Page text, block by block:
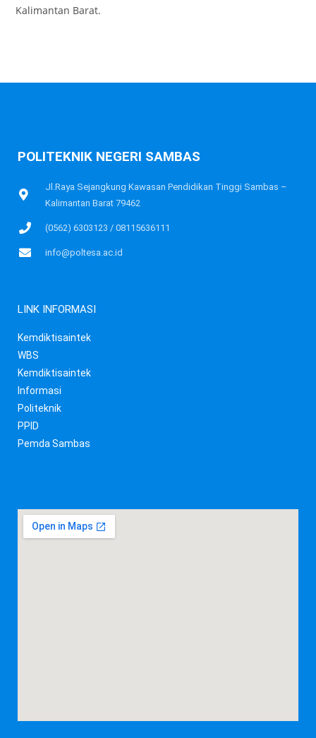
Kalimantan Barat.
POLITEKNIK NEGERI SAMBAS
Jl.Raya Sejangkung Kawasan Pendidikan Tinggi Sambas –
Kalimantan Barat 79462
(0562) 6303123 / 08115636111
info@poltesa.ac.id
LINK INFORMASI
Kemdiktisaintek
WBS
Kemdiktisaintek
Informasi
Politeknik
PPID
Pemda Sambas